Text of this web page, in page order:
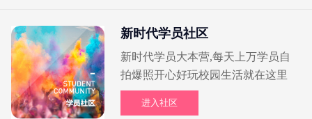
新时代学员社区
新时代学员大本营,每天上万学员自
拍爆照开心好玩校园生活就在这里
进入社区